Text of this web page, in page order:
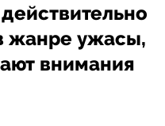
жанре ужасы,
внимания